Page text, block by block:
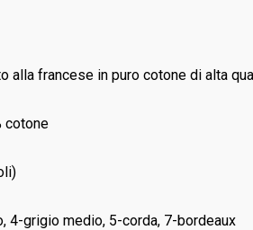
alla francese in puro cotone di alta
cotone
4-grigio medio, 5-corda, 7-bordeaux